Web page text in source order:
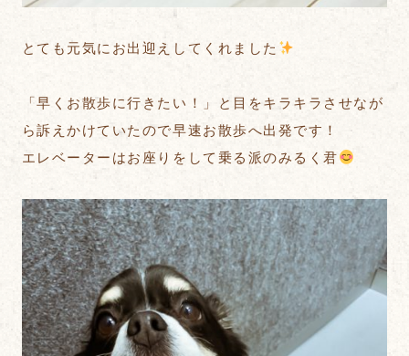
とても元気にお出迎えしてくれました
「早くお散歩に行きたい！」と目をキラキラさせなが
ら訴えかけていたので早速お散歩へ出発です！
エレベーターはお座りをして乗る派のみるく君